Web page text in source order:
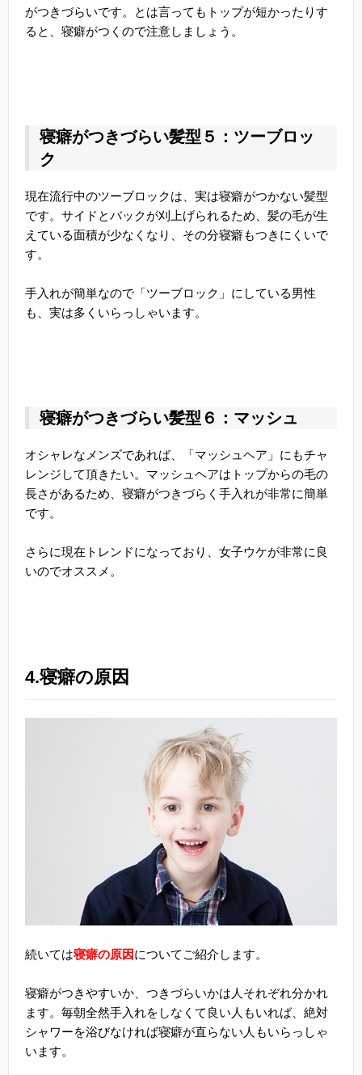
がつきづらいです。とは言ってもトップが短かったりす
ると、寝癖がつくので注意しましょう。
寝癖がつきづらい髪型５：ツーブロッ
ク
現在流行中のツーブロックは、実は寝癖がつかない髪型
です。サイドとバックが刈上げられるため、髪の毛が生
えている面積が少なくなり、その分寝癖もつきにくいで
す。
手入れが簡単なので「ツーブロック」にしている男性
も、実は多くいらっしゃいます。
寝癖がつきづらい髪型６：マッシュ
オシャレなメンズであれば、「マッシュヘア」にもチャ
レンジして頂きたい。マッシュヘアはトップからの毛の
長さがあるため、寝癖がつきづらく手入れが非常に簡単
です。
さらに現在トレンドになっており、女子ウケが非常に良
いのでオススメ。
4.寝癖の原因
続いては寝癖の原因についてご紹介します。
寝癖がつきやすいか、つきづらいかは人それぞれ分かれ
ます。毎朝全然手入れをしなくて良い人もいれば、絶対
シャワーを浴びなければ寝癖が直らない人もいらっしゃ
います。